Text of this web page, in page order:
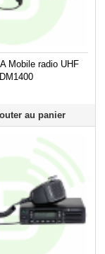
Mobile radio UHF
au panier